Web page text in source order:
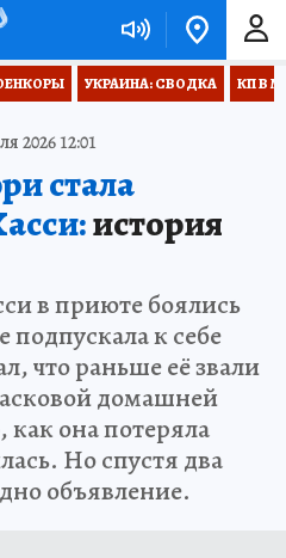
УКРАИНА: СВОДКА КП В
2026 12:01
стала
история
в приюте боялись
подпускала к себе
что раньше её звали
домашней
как она потеряла
Но спустя два
объявление.